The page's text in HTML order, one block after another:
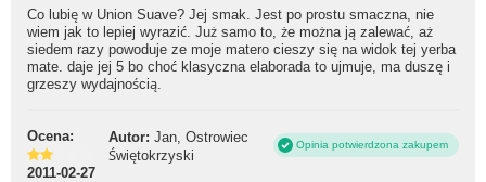
Co lubię w Union Suave? Jej smak. Jest po prostu smaczna, nie
wiem jak to lepiej wyrazić. Już samo to, że można ją zalewać, aż
siedem razy powoduje ze moje matero cieszy się na widok tej yerba
mate. daje jej 5 bo choć klasyczna elaborada to ujmuje, ma duszę i
grzeszy wydajnością.
Ocena: Autor: Jan, Ostrowiec
Świętokrzyski
Opinia potwierdzona zakupem
2011-02-27